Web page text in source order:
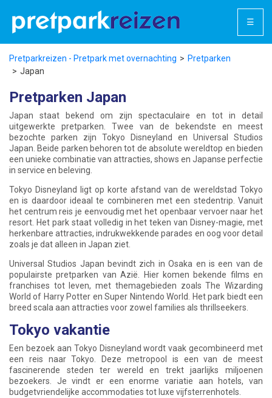
☰
Pretparkreizen - Pretpark met overnachting
Pretparken
Japan
Pretparken Japan
Japan staat bekend om zijn spectaculaire en tot in detail
uitgewerkte pretparken. Twee van de bekendste en meest
bezochte parken zijn Tokyo Disneyland en Universal Studios
Japan . Beide parken behoren tot de absolute wereldtop en bieden
een unieke combinatie van attracties, shows en Japanse perfectie
in service en beleving.
Tokyo Disneyland ligt op korte afstand van de wereldstad Tokyo
en is daardoor ideaal te combineren met een stedentrip. Vanuit
het centrum reis je eenvoudig met het openbaar vervoer naar het
resort. Het park staat volledig in het teken van Disney-magie, met
herkenbare attracties, indrukwekkende parades en oog voor detail
zoals je dat alleen in Japan ziet.
Universal Studios Japan bevindt zich inOsaka en is een van de
populairste pretparken van Azië. Hier komen bekende films en
franchises tot leven, met themagebieden zoals The Wizarding
World of Harry Potter en Super Nintendo World. Het park biedt een
breed scala aan attracties voor zowel families als thrillseekers.
Tokyo vakantie
Een bezoek aan Tokyo Disneyland wordt vaak gecombineerd met
een reis naar Tokyo. Deze metropool is een van de meest
fascinerende steden ter wereld en trekt jaarlijks miljoenen
bezoekers. Je vindt er een enorme variatie aan hotels, van
budgetvriendelijke accommodaties tot luxe vijfsterrenhotels.